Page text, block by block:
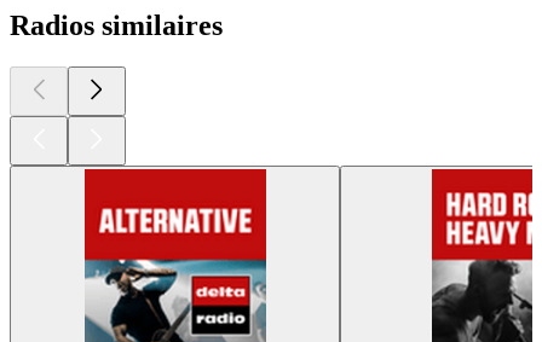
Radios similaires